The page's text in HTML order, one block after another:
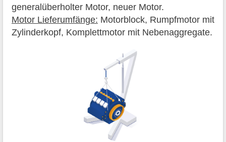
generalüberholter Motor, neuer Motor.
Motor Lieferumfänge: Motorblock, Rumpfmotor mit
Zylinderkopf, Komplettmotor mit Nebenaggregate.